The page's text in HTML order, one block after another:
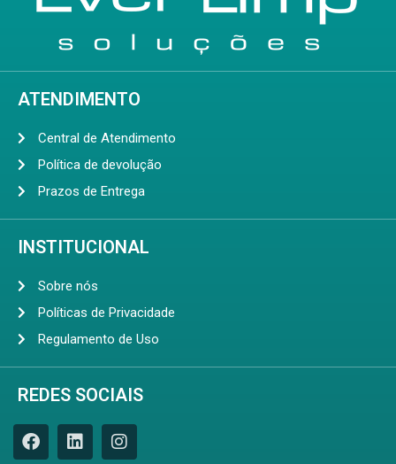
ATENDIMENTO
Central de Atendimento
Política de devolução
Prazos de Entrega
INSTITUCIONAL
Sobre nós
Políticas de Privacidade
Regulamento de Uso
REDES SOCIAIS